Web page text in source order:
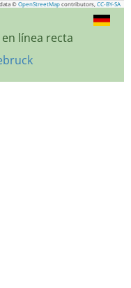
© OpenStreetMap contributors, CC-BY-SA
línea recta